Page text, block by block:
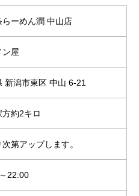
らーめん潤 中山店
ン屋
新潟市東区 中山 6-21
方約2キロ
第アップします。
22:00